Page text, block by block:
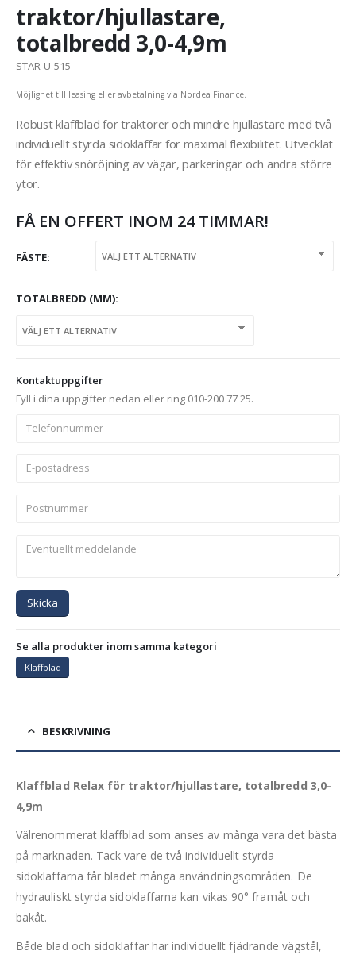
traktor/hjullastare,
totalbredd 3,0-4,9m
STAR-U-515
Möjlighet till leasing eller avbetalning via Nordea Finance.
Robust klaffblad för traktorer och mindre hjullastare med två
individuellt styrda sidoklaffar för maximal flexibilitet. Utvecklat
för effektiv snöröjning av vägar, parkeringar och andra större
ytor.
FÅ EN OFFERT INOM 24 TIMMAR!
FÄSTE
TOTALBREDD (MM)
Kontaktuppgifter
Fyll i dina uppgifter nedan eller ring 010-200 77 25.
Skicka
Se alla produkter inom samma kategori
Klaffblad
BESKRIVNING
Klaffblad Relax för traktor/hjullastare, totalbredd 3,0-
4,9m
Välrenommerat klaffblad som anses av många vara det bästa
på marknaden. Tack vare de två individuellt styrda
sidoklaffarna får bladet många användningsområden. De
hydrauliskt styrda sidoklaffarna kan vikas 90° framåt och
bakåt.
Både blad och sidoklaffar har individuellt fjädrande vägstål,